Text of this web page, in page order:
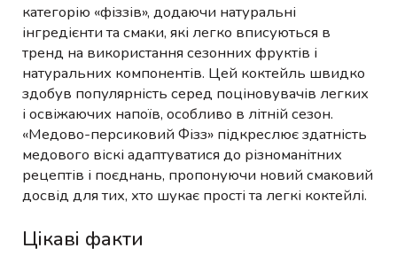
категорію «фіззів», додаючи натуральні
інгредієнти та смаки, які легко вписуються в
тренд на використання сезонних фруктів і
натуральних компонентів. Цей коктейль швидко
здобув популярність серед поціновувачів легких
і освіжаючих напоїв, особливо в літній сезон.
«Медово-персиковий Фізз» підкреслює здатність
медового віскі адаптуватися до різноманітних
рецептів і поєднань, пропонуючи новий смаковий
досвід для тих, хто шукає прості та легкі коктейлі.
Цікаві факти